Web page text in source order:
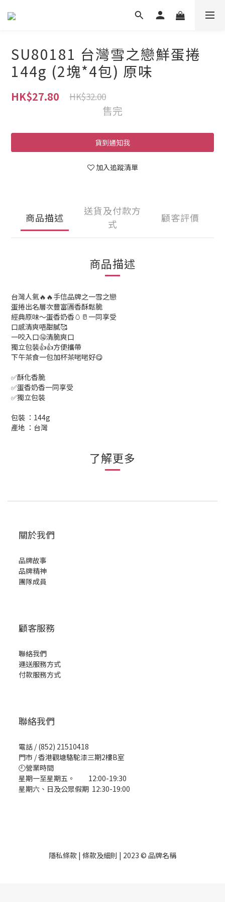
SU80181 台灣雪之戀鮮蛋捲
144g (2塊*4包) 原味
HK$27.80 HK$32.00
售完
貨到通知我
加入追蹤清單
商品描述
送貨及付款方
式
顧客評價
商品描述
台灣人氣🔥🔥手信品牌之一雪之戀
蛋捲出名層次豐富🈵香酥鬆脆
經典原味～蛋香奶香🥚🥛一同享受
口感清爽唔甜膩🥰
一咬入口🤤清脆爽口
獨立包裝👍👍方便攜帶
下午茶食一包加杯茶啱啱好😋
✅酥化香脆
✅蛋香奶香一同享受
✅獨立包裝
包裝 ：144g
產地 ：台灣
了解更多
關於我們
品牌故事
品牌精神
團隊成員
顧客服務
聯絡我們
運送服務方式
付款服務方式
聯絡我們
電話 / (852) 21510418
門市 / 香港觀塘駱駝漆三期2樓B室
🕘營業時間
星期一至星期五。 12:00-19:30
星期六、日及公眾假期 12:30-19:00
隱私條款 | 條款及細則 | 2023 © 品牌名稱